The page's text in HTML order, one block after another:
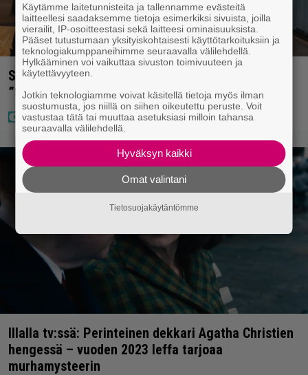
Sara ja Mikko Parikka etsivät uutta kotia –
”Seuraavaan kotiin tämmöinen”
Illalla tv:ssä: Perinteinen dekkari Agatha Christien
hengessä – vuoden 2023 leffa tarjoaa
murhamysteerin
Käytämme laitetunnisteita ja tallennamme evästeitä
laitteellesi saadaksemme tietoja esimerkiksi sivuista, joilla
vierailit, IP-osoitteestasi sekä laitteesi ominaisuuksista.
Pääset tutustumaan yksityiskohtaisesti käyttötarkoituksiin ja
teknologiakumppaneihimme seuraavalla välilehdellä.
Hylkääminen voi vaikuttaa sivuston toimivuuteen ja
käytettävyyteen.
Jotkin teknologiamme voivat käsitellä tietoja myös ilman
suostumusta, jos niillä on siihen oikeutettu peruste. Voit
vastustaa tätä tai muuttaa asetuksiasi milloin tahansa
seuraavalla välilehdellä.
Hyväksyn kaikki
Omat valintani
Tietosuojakäytäntömme